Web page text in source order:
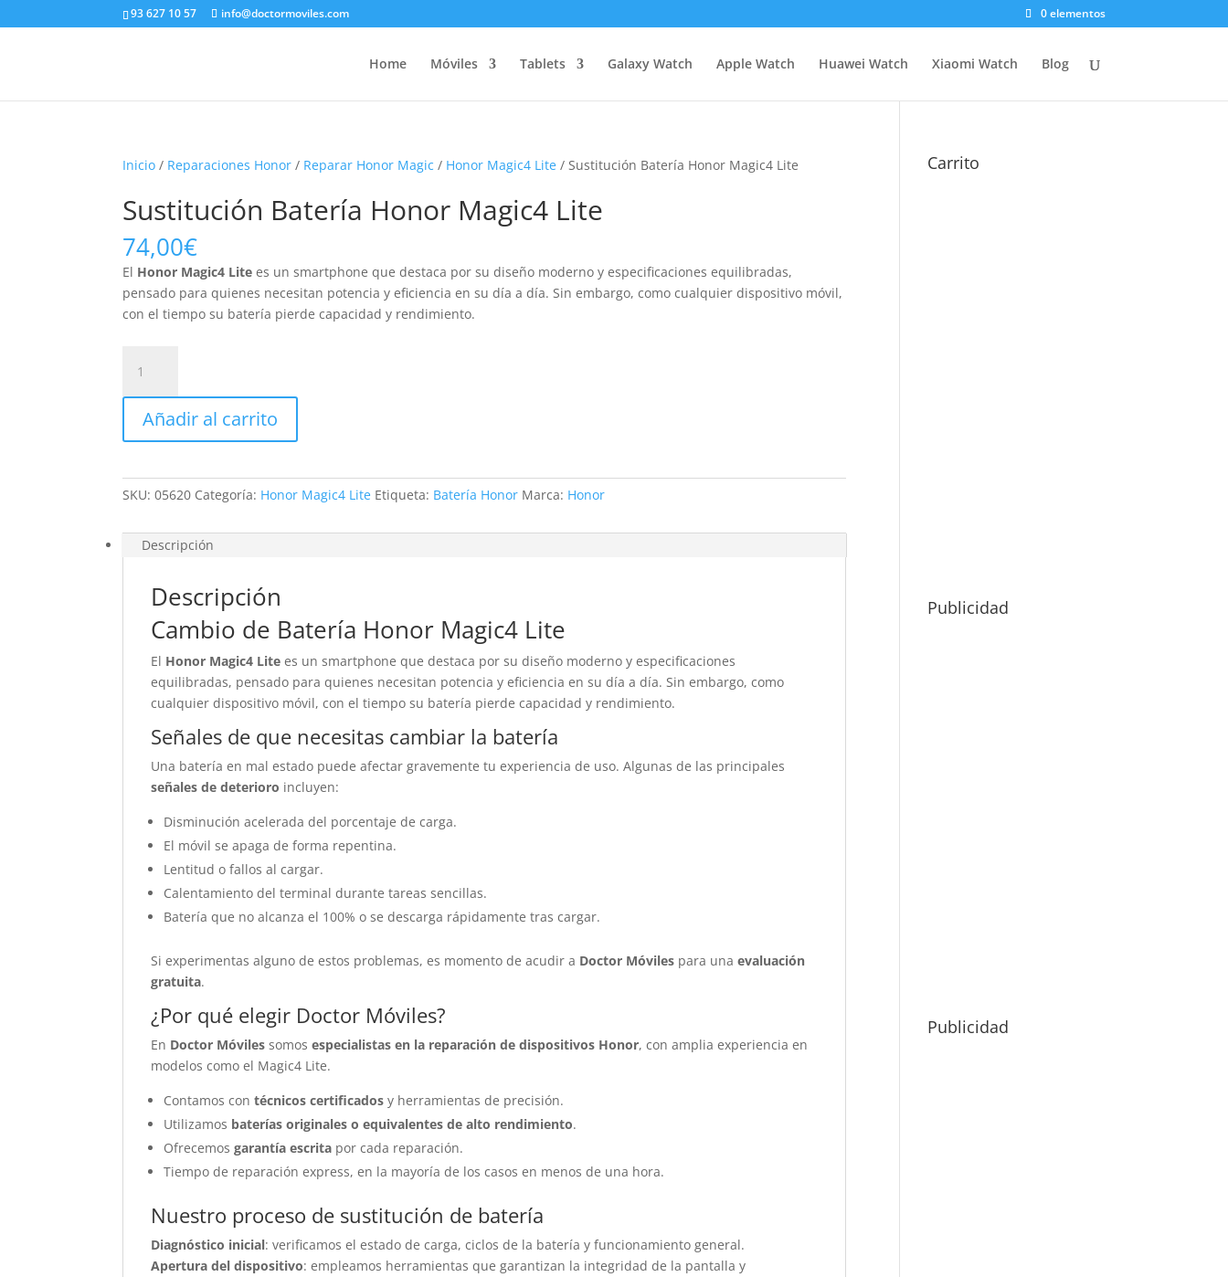
93 627 10 57 info@doctormoviles.com 0 elementos
Home Móviles Tablets Galaxy Watch Apple Watch Huawei Watch Xiaomi Watch Blog
Inicio / Reparaciones Honor / Reparar Honor Magic / Honor Magic4 Lite / Sustitución Batería Honor Magic4 Lite
Sustitución Batería Honor Magic4 Lite
74,00€
El Honor Magic4 Lite es un smartphone que destaca por su diseño moderno y especificaciones equilibradas,
pensado para quienes necesitan potencia y eficiencia en su día a día. Sin embargo, como cualquier dispositivo móvil,
con el tiempo su batería pierde capacidad y rendimiento.
Batería
Honor
Magic4
Lite
Añadir al carrito
SKU:05620 Categoría: Honor Magic4 Lite Etiqueta: Batería Honor Marca: Honor
Descripción
Descripción
Cambio de Batería Honor Magic4 Lite
El Honor Magic4 Lite es un smartphone que destaca por su diseño moderno y especificaciones
equilibradas, pensado para quienes necesitan potencia y eficiencia en su día a día. Sin embargo, como
cualquier dispositivo móvil, con el tiempo su batería pierde capacidad y rendimiento.
Señales de que necesitas cambiar la batería
Una batería en mal estado puede afectar gravemente tu experiencia de uso. Algunas de las principales
señales de deterioro incluyen:
Disminución acelerada del porcentaje de carga.
El móvil se apaga de forma repentina.
Lentitud o fallos al cargar.
Calentamiento del terminal durante tareas sencillas.
Batería que no alcanza el 100% o se descarga rápidamente tras cargar.
Si experimentas alguno de estos problemas, es momento de acudir a Doctor Móviles para unaevaluación
gratuita.
¿Por qué elegir Doctor Móviles?
En Doctor Móviles somosespecialistas en la reparación de dispositivos Honor, con amplia experiencia en
modelos como el Magic4 Lite.
Contamos contécnicos certificados y herramientas de precisión.
Utilizamos baterías originales o equivalentes de alto rendimiento.
Ofrecemosgarantía escrita por cada reparación.
Tiempo de reparación express, en la mayoría de los casos en menos de una hora.
Nuestro proceso de sustitución de batería
Diagnóstico inicial: verificamos el estado de carga, ciclos de la batería y funcionamiento general.
Apertura del dispositivo: empleamos herramientas que garantizan la integridad de la pantalla y
Carrito
Publicidad
Publicidad